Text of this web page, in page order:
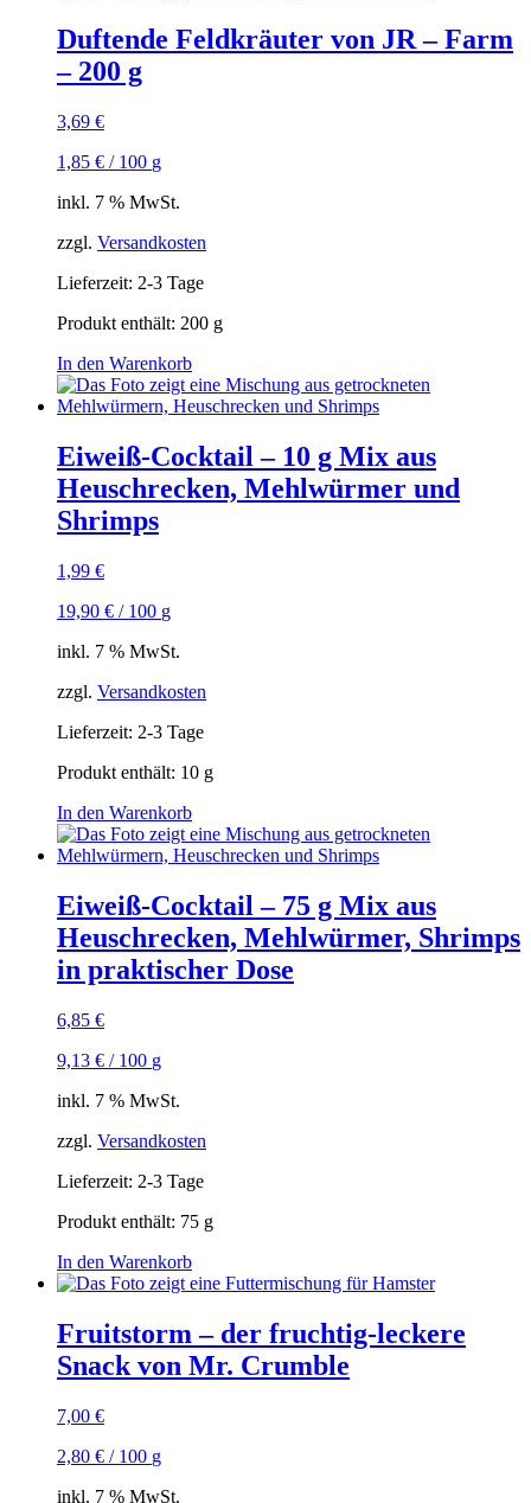
weist
mehrere
Varianten
Die
Optionen
können
der
gewählt
Duftende Feldkräuter von JR – Farm
– 200 g
3,69 €
1,85 € / 100 g
inkl. 7 % MwSt.
zzgl. Versandkosten
Lieferzeit: 2-3 Tage
Produkt enthält: 200 g
In den Warenkorb
Eiweiß-Cocktail – 10 g Mix aus
Heuschrecken, Mehlwürmer und
Shrimps
1,99 €
19,90 € / 100 g
inkl. 7 % MwSt.
zzgl. Versandkosten
Lieferzeit: 2-3 Tage
Produkt enthält: 10 g
In den Warenkorb
Eiweiß-Cocktail – 75 g Mix aus
Heuschrecken, Mehlwürmer, Shrimps
in praktischer Dose
6,85 €
9,13 € / 100 g
inkl. 7 % MwSt.
zzgl. Versandkosten
Lieferzeit: 2-3 Tage
Produkt enthält: 75 g
In den Warenkorb
Fruitstorm – der fruchtig-leckere
Snack von Mr. Crumble
7,00 €
2,80 € / 100 g
inkl. 7 % MwSt.